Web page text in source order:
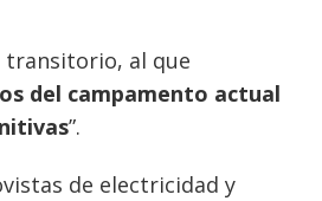
transitorio, al que
del campamento actual
”.
de electricidad y